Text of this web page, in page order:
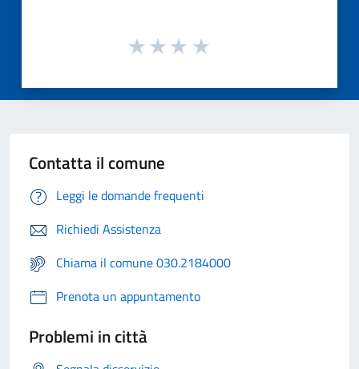
Contatta il comune
Leggi le domande frequenti
Richiedi Assistenza
Chiama il comune 030.2184000
Prenota un appuntamento
Problemi in città